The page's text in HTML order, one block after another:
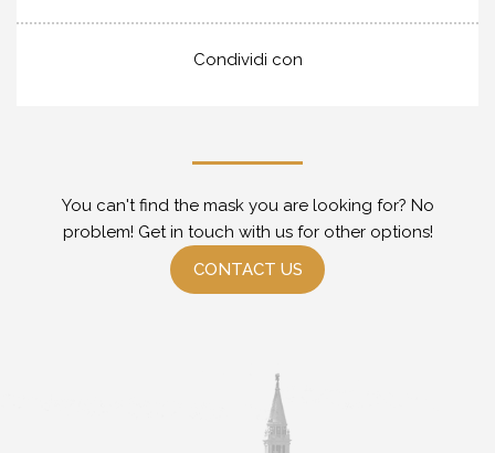
Condividi con
You can't find the mask you are looking for? No
problem! Get in touch with us for other options!
CONTACT US